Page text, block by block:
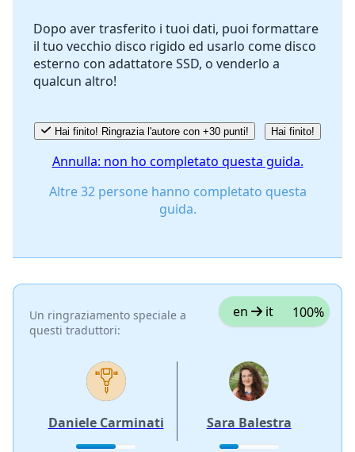
Annulla Pubblica commento
Dopo aver trasferito i tuoi dati, puoi formattare
il tuo vecchio disco rigido ed usarlo come disco
esterno con adattatore SSD, o venderlo a
qualcun altro!
Hai finito! Ringrazia l'autore con +30 punti! Hai finito!
Annulla: non ho completato questa guida.
Altre 32 persone hanno completato questa
guida.
Un ringraziamento speciale a
questi traduttori:
en it 100%
Daniele Carminati Sara Balestra